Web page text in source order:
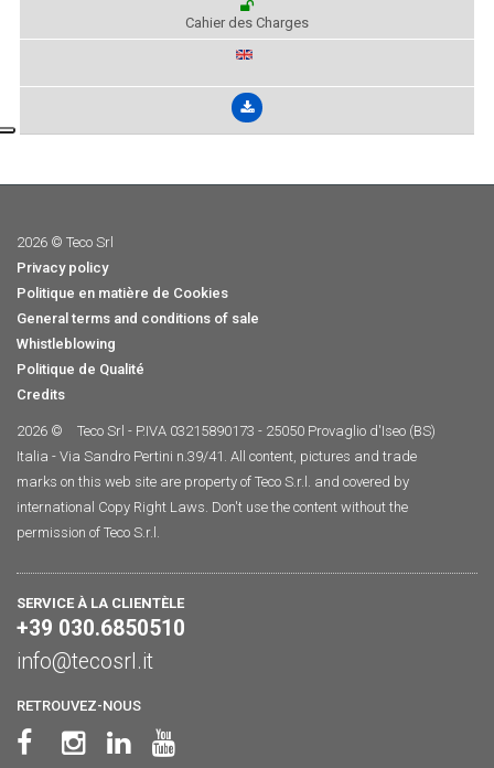
Cahier des Charges
2026 © Teco Srl
Privacy policy
Politique en matière de Cookies
General terms and conditions of sale
Whistleblowing
Politique de Qualité
Credits
2026 ©
Teco Srl - P.IVA 03215890173 - 25050 Provaglio d'Iseo (BS)
Italia - Via Sandro Pertini n.39/41. All content, pictures and trade
marks on this web site are property of Teco S.r.l. and covered by
international Copy Right Laws. Don't use the content without the
permission of Teco S.r.l.
SERVICE À LA CLIENTÈLE
+39 030.6850510
info@tecosrl.it
RETROUVEZ-NOUS